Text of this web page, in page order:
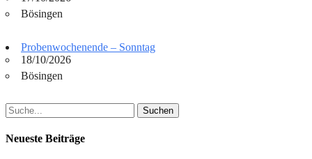
Bösingen
Probenwochenende – Sonntag
18/10/2026
Bösingen
Suchen
nach:
Neueste Beiträge